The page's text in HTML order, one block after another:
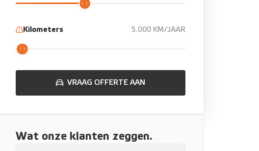
Kilometers 5.000 KM/JAAR
VRAAG OFFERTE AAN
Wat onze klanten zeggen.